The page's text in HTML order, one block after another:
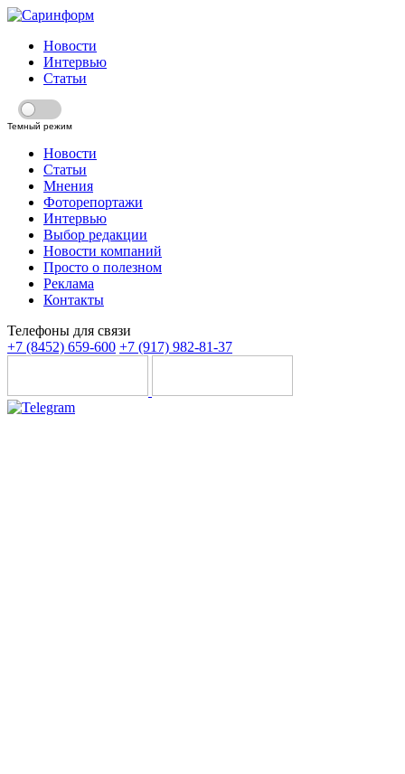
Новости
Интервью
Статьи
Темный режим
Новости
Статьи
Мнения
Фоторепортажи
Интервью
Выбор редакции
Новости компаний
Просто о полезном
Реклама
Контакты
Телефоны для связи
+7 (8452) 659-600 +7 (917) 982-81-37